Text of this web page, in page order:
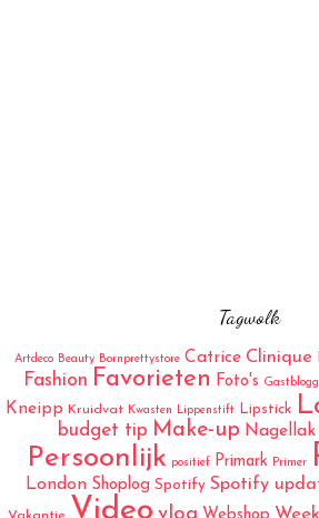
Tagwolk
Artdeco Beauty Bornprettystore Catrice Clinique
Fashion Favorieten Foto's
Kneipp Kruidvat Kwasten Lippenstift Lipstick
budget tip Make-up Nagellak
Persoonlijk positief Primark Primer
London Shoplog Spotify Spotify
Video